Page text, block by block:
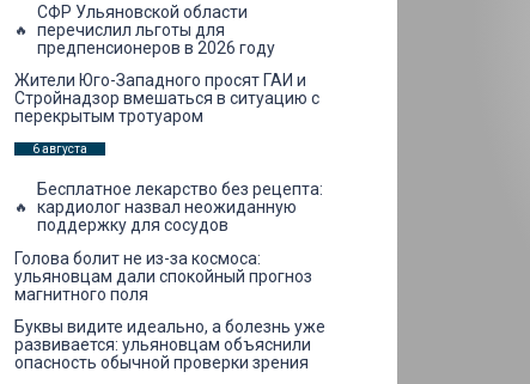
СФР Ульяновской области
перечислил льготы для
предпенсионеров в 2026 году
Жители Юго-Западного просят ГАИ и
Стройнадзор вмешаться в ситуацию с
перекрытым тротуаром
6 августа
Бесплатное лекарство без рецепта:
кардиолог назвал неожиданную
поддержку для сосудов
Голова болит не из-за космоса:
ульяновцам дали спокойный прогноз
магнитного поля
Буквы видите идеально, а болезнь уже
развивается: ульяновцам объяснили
опасность обычной проверки зрения